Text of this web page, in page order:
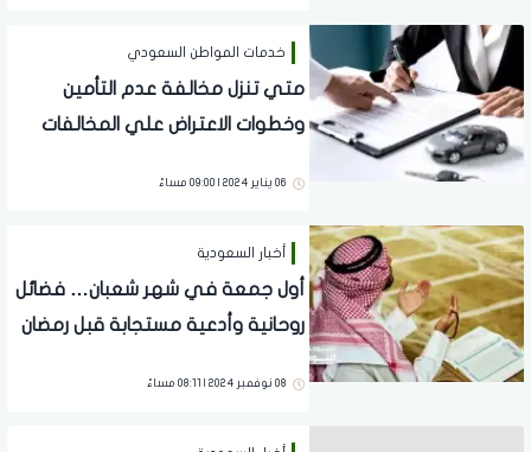
خدمات المواطن السعودي
متي تنزل مخالفة عدم التأمين
وخطوات الاعتراض علي المخالفات
06 يناير 2024 | 09:00 مساءً
أخبار السعودية
أول جمعة في شهر شعبان… فضائل
روحانية وأدعية مستجابة قبل رمضان
08 نوفمبر 2024 | 08:11 مساءً